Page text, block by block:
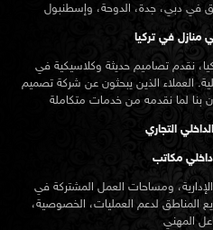
منازل في تركيا
نقدم تصاميم حديثة وكلاسيكية في
العملاء الذين يبحثون عن شركة تصميم
التجاري
مكاتب
ومساحات العمل المشتركة في
المناطق لدعم العمليات، الخصوصية،